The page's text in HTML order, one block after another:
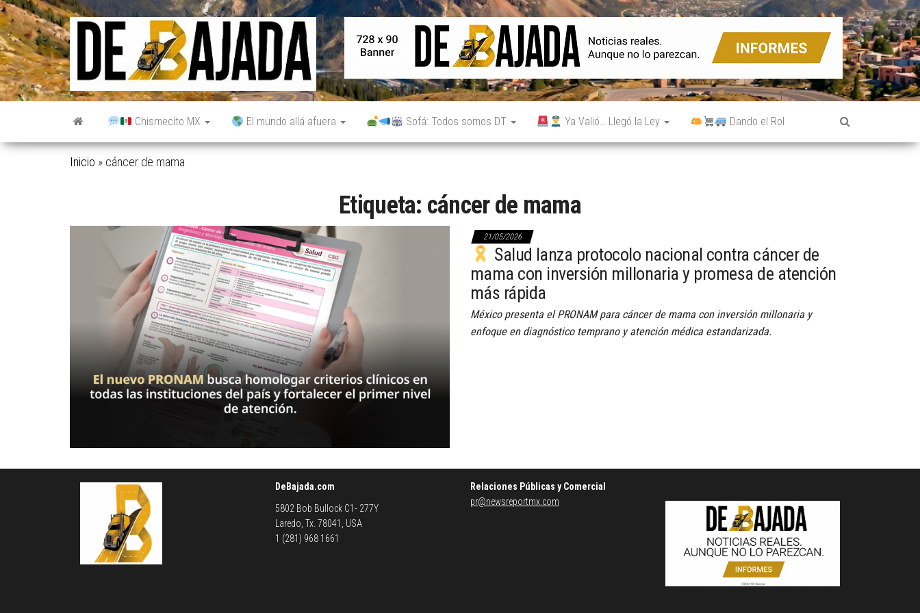
Saltar
al
contenido
De
Bajada
Noticias
reales.
Aunque
no lo
parezcan.
Chismecito MX El mundo allá afuera Sofá: Todos somos DT Ya Valió… Llegó la Ley Dando el Rol
Inicio » cáncer de mama
Etiqueta: cáncer de mama
21/05/2026
Salud lanza protocolo nacional contra cáncer de
mama con inversión millonaria y promesa de atención
más rápida
México presenta el PRONAM para cáncer de mama con inversión millonaria y
enfoque en diagnóstico temprano y atención médica estandarizada.
DeBajada.com
5802 Bob Bullock C1- 277Y
Laredo, Tx. 78041, USA
1 (281) 968 1661
Relaciones Públicas y Comercial
pr@newsreportmx.com